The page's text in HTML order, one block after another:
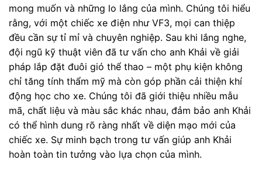
mong muốn và những lo lắng của mình. Chúng tôi hiểu
rằng, với một chiếc xe điện như VF3, mọi can thiệp
đều cần sự tỉ mỉ và chuyên nghiệp. Sau khi lắng nghe,
đội ngũ kỹ thuật viên đã tư vấn cho anh Khải về giải
pháp lắp đặt đuôi gió thể thao – một phụ kiện không
chỉ tăng tính thẩm mỹ mà còn góp phần cải thiện khí
động học cho xe. Chúng tôi đã giới thiệu nhiều mẫu
mã, chất liệu và màu sắc khác nhau, đảm bảo anh Khải
có thể hình dung rõ ràng nhất về diện mạo mới của
chiếc xe. Sự minh bạch trong tư vấn giúp anh Khải
hoàn toàn tin tưởng vào lựa chọn của mình.